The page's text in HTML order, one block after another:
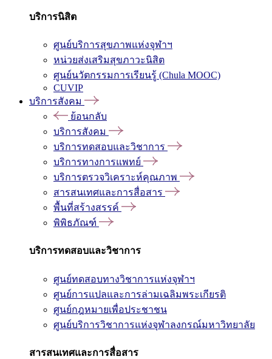
บริการนิสิต
ศูนย์บริการสุขภาพแห่งจุฬาฯ
หน่วยส่งเสริมสุขภาวะนิสิต
ศูนย์นวัตกรรมการเรียนรู้ (Chula MOOC)
CUVIP
บริการสังคม
ย้อนกลับ
บริการสังคม
บริการทดสอบและวิชาการ
บริการทางการแพทย์
บริการตรวจวิเคราะห์คุณภาพ
สารสนเทศและการสื่อสาร
พื้นที่สร้างสรรค์
พิพิธภัณฑ์
บริการทดสอบและวิชาการ
ศูนย์ทดสอบทางวิชาการแห่งจุฬาฯ
ศูนย์การแปลและการล่ามเฉลิมพระเกียรติ
ศูนย์กฎหมายเพื่อประชาชน
ศูนย์บริการวิชาการแห่งจุฬาลงกรณ์มหาวิทยาลัย
สารสนเทศและการสื่อสาร